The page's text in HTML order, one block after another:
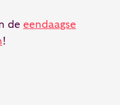
de eendaagse
!